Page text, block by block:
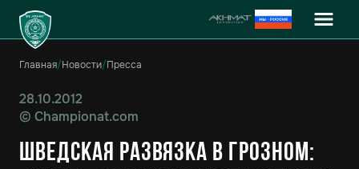
Главная/Новости/Пресса
28.10.2012
© Championat.com
Шведская развязка в Грозном: